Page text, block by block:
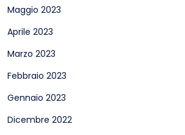
Maggio 2023
Aprile 2023
Marzo 2023
Febbraio 2023
Gennaio 2023
Dicembre 2022